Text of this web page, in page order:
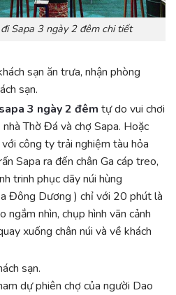
Sapa 3 ngày 2 đêm chi tiết
sạn ăn trưa, nhận phòng
sạn.
3 ngày 2 đêm tự do vui chơi
Thờ Đá và chợ Sapa. Hoặc
công ty trải nghiệm tàu hỏa
Sapa ra đến chân Ga cáp treo,
trinh phục dãy núi hùng
Đông Dương ) chỉ với 20 phút là
nhìn, chụp hình vãn cảnh
xuống chân núi và về khách
sạn.
dự phiên chợ của người Dao